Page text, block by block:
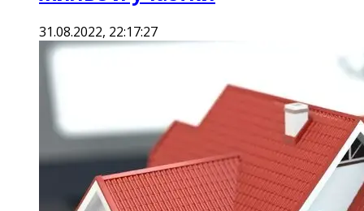
31.08.2022, 22:17:27